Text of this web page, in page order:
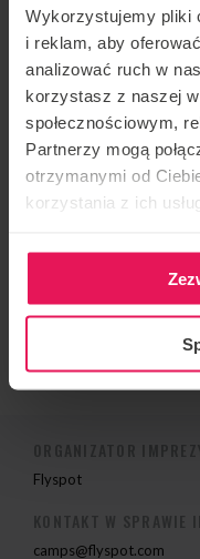
Wykorzystujemy pliki
i reklam, aby
analizować ruch w
korzystasz z naszej
społecznościowym,
Partnerzy mogą
otrzymanymi od
korzystania z ich
Mad Ravens,
2016 Brązowy
Freestyle
2015 Złoty Medal
Kategoria Dynamic
Ravens, Kategoria
Jeśli chcesz
pytania, skontaktuj
Flyspot
camps@flyspot.com